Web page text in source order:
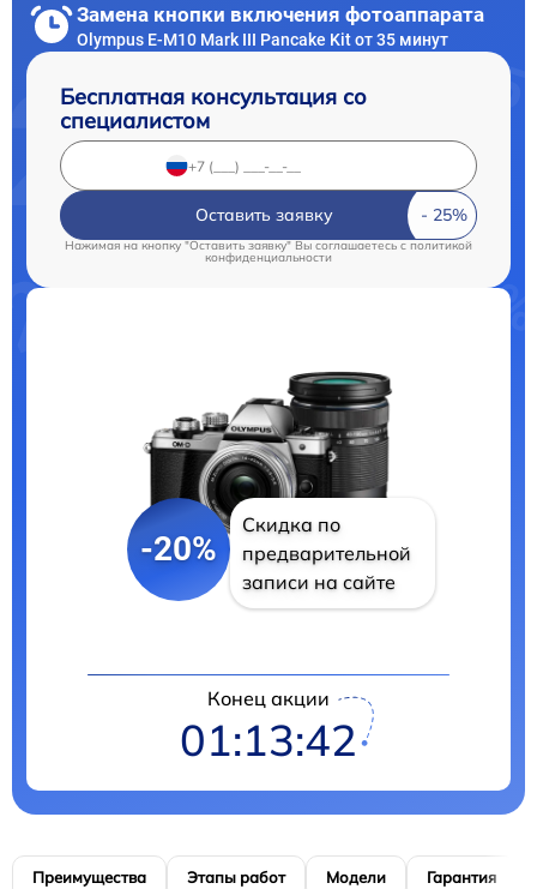
Замена кнопки включения фотоаппарата
Olympus E-M10 Mark III Pancake Kit от 35 минут
Бесплатная консультация со
специалистом
Оставить заявку
Нажимая на кнопку "Оставить заявку" Вы соглашаетесь c политикой
конфиденциальности
-20%
Скидка по
предварительной
записи на сайте
Конец акции
01:13:41
Преимущества Этапы работ Модели Гарантия